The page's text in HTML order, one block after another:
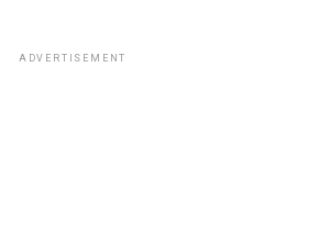
ADVERTISEMENT